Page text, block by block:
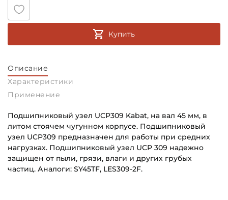
Купить
Описание
Характеристики
Применение
Подшипниковый узел UCP309 Kabat, на вал 45 мм, в
литом стоячем чугунном корпусе. Подшипниковый
узел UCP309 предназначен для работы при средних
нагрузках. Подшипниковый узел UCP 309 надежно
защищен от пыли, грязи, влаги и других грубых
частиц. Аналоги: SY45TF, LES309-2F.